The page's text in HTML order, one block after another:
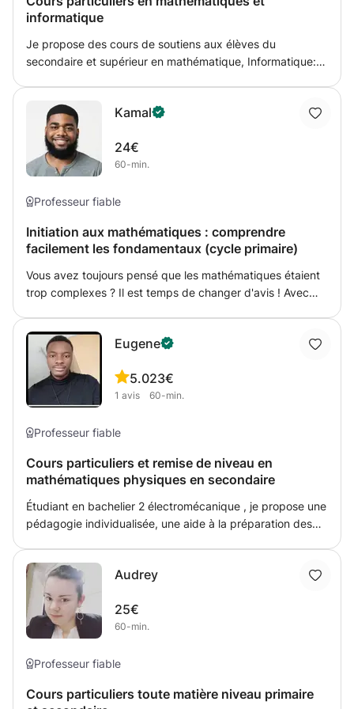
informatique
Je propose des cours de soutiens aux élèves du
secondaire et supérieur en mathématique, Informatique:
combinatoire, calcul numérique 3- Mathématique (
Analyse, Algèbre, Statistique, Calcul matriciel, Calcul
intégral, Etude des fonctions, etc...)
Kamal
24€
60-min.
Professeur fiable
Initiation aux mathématiques : comprendre
facilement les fondamentaux (cycle primaire)
Vous avez toujours pensé que les mathématiques étaient
trop complexes ? Il est temps de changer d'avis ! Avec
accompagnons pas à pas pour démystifier les concepts
de base. Que vous soyez étudiant, parent, ou simplement
désireux d’acquérir de nouvelles compétences, ce cours
est fait pour vous ! Nos méthodes pédagogiques claires
rythme et de maîtriser rapidement les bases essentielles.
simple et compréhensible. Rejoignez-nous dès maintenant
et prenez plaisir à apprendre les mathématiques en toute
sérénité !
Eugene
5.0
1 avis
23€
60-min.
Professeur fiable
Cours particuliers et remise de niveau en
mathématiques physiques en secondaire
Étudiant en bachelier 2 électromécanique , je propose une
pédagogie individualisée, une aide à la préparation des
devoirs après chaque leçon et fournis périodiquement des
rapports d'avancement
Audrey
25€
60-min.
Professeur fiable
Cours particuliers toute matière niveau primaire